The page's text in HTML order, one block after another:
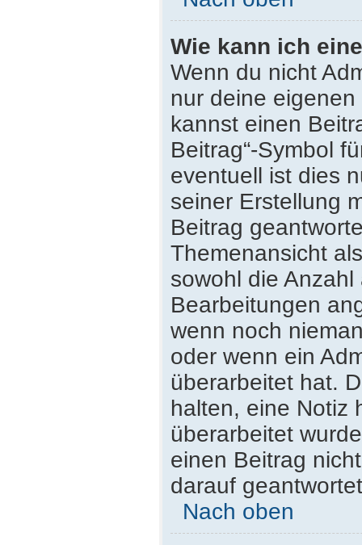
Wie kann ich
Wenn du nicht
nur deine
kannst einen
Beitrag“-Symbol
eventuell ist dies
seiner Erstellung
Beitrag
Themenansicht
sowohl die
Bearbeitungen
wenn noch
oder wenn ein
überarbeitet hat.
halten, eine Notiz
überarbeitet
einen Beitrag
darauf
Nach oben